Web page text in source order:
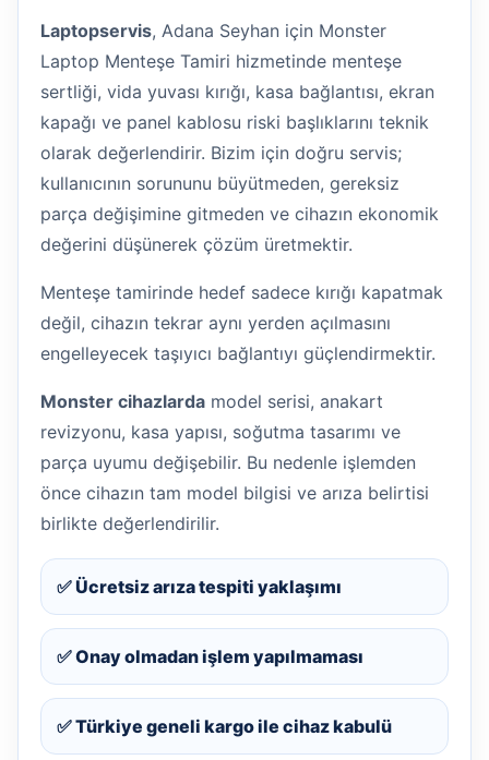
Laptopservis, Adana Seyhan için Monster
Laptop Menteşe Tamiri hizmetinde menteşe
sertliği, vida yuvası kırığı, kasa bağlantısı, ekran
kapağı ve panel kablosu riski başlıklarını teknik
olarak değerlendirir. Bizim için doğru servis;
kullanıcının sorununu büyütmeden, gereksiz
parça değişimine gitmeden ve cihazın ekonomik
değerini düşünerek çözüm üretmektir.
Menteşe tamirinde hedef sadece kırığı kapatmak
değil, cihazın tekrar aynı yerden açılmasını
engelleyecek taşıyıcı bağlantıyı güçlendirmektir.
Monster cihazlarda model serisi, anakart
revizyonu, kasa yapısı, soğutma tasarımı ve
parça uyumu değişebilir. Bu nedenle işlemden
önce cihazın tam model bilgisi ve arıza belirtisi
birlikte değerlendirilir.
✅ Ücretsiz arıza tespiti yaklaşımı
✅ Onay olmadan işlem yapılmaması
✅ Türkiye geneli kargo ile cihaz kabulü